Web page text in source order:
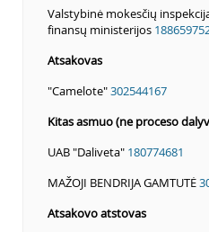
Valstybinė mokesčių
finansų ministerijos
Atsakovas
"Camelote"302544167
Kitas asmuo (ne proceso
UAB "Daliveta" 180774681
MAŽOJI BENDRIJA GAMTUTĖ
Atsakovo atstovas